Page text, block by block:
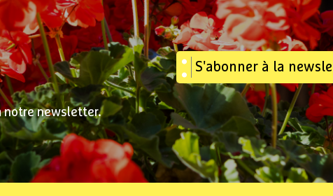
notre newsletter.
S'abonner à la